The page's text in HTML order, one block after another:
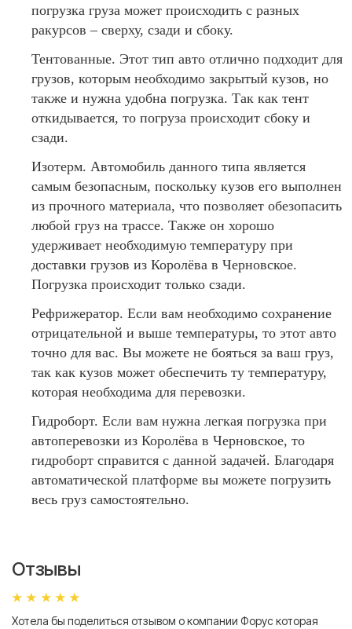
погрузка груза может происходить с разных
ракурсов – сверху, сзади и сбоку.
Тентованные. Этот тип авто отлично подходит для
грузов, которым необходимо закрытый кузов, но
также и нужна удобна погрузка. Так как тент
откидывается, то погруза происходит сбоку и
сзади.
Изотерм. Автомобиль данного типа является
самым безопасным, поскольку кузов его выполнен
из прочного материала, что позволяет обезопасить
любой груз на трассе. Также он хорошо
удерживает необходимую температуру при
доставки грузов из Королёва в Черновское.
Погрузка происходит только сзади.
Рефрижератор. Если вам необходимо сохранение
отрицательной и выше температуры, то этот авто
точно для вас. Вы можете не бояться за ваш груз,
так как кузов может обеспечить ту температуру,
которая необходима для перевозки.
Гидроборт. Если вам нужна легкая погрузка при
автоперевозки из Королёва в Черновское, то
гидроборт справится с данной задачей. Благодаря
автоматической платформе вы можете погрузить
весь груз самостоятельно.
Отзывы
Хотела бы поделиться отзывом о компании Форус которая